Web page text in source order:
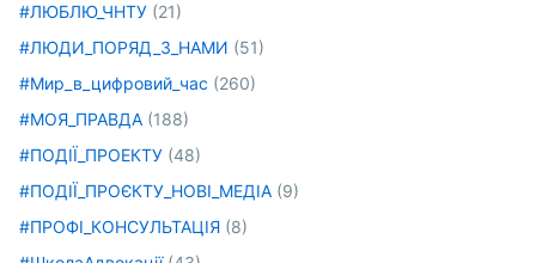
#ЛЮБЛЮ_ЧНТУ (21)
#ЛЮДИ_ПОРЯД_З_НАМИ (51)
#Мир_в_цифровий_час (260)
#МОЯ_ПРАВДА (188)
#ПОДІЇ_ПРОЕКТУ (48)
#ПОДІЇ_ПРОЄКТУ_НОВІ_МЕДІА (9)
#ПРОФІ_КОНСУЛЬТАЦІЯ (8)